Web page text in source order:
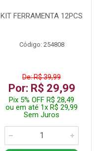
KIT FERRAMENTA 12PCS
Código: 254808
De: R$ 39,99
Por: R$ 29,99
Pix 5% OFF R$ 28,49
ou em até 1x R$ 29,99
Sem Juros